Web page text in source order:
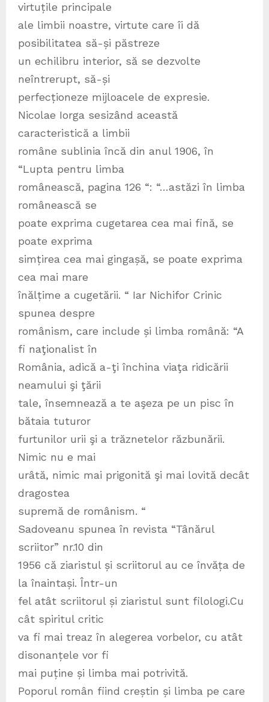
virtuțile principale
ale limbii noastre, virtute care îi dă
posibilitatea să-și păstreze
un echilibru interior, să se dezvolte
neîntrerupt, să-și
perfecționeze mijloacele de expresie.
Nicolae Iorga sesizând această
caracteristică a limbii
române sublinia încă din anul 1906, în
“Lupta pentru limba
românească, pagina 126 “: “…astăzi în limba
românească se
poate exprima cugetarea cea mai fină, se
poate exprima
simțirea cea mai gingașă, se poate exprima
cea mai mare
înălțime a cugetării. “ Iar Nichifor Crinic
spunea despre
românism, care include și limba română: “A
fi naţionalist în
România, adică a-ţi închina viaţa ridicării
neamului şi ţării
tale, însemnează a te aşeza pe un pisc în
bătaia tuturor
furtunilor urii şi a trăznetelor răzbunării.
Nimic nu e mai
urâtă, nimic mai prigonită şi mai lovită decât
dragostea
supremă de românism. “
Sadoveanu spunea în revista “Tânărul
scriitor” nr.10 din
1956 că ziaristul și scriitorul au ce învăța de
la înaintași. Într-un
fel atât scriitorul și ziaristul sunt filologi.Cu
cât spiritul critic
va fi mai treaz în alegerea vorbelor, cu atât
disonanțele vor fi
mai puține și limba mai potrivită.
Poporul român fiind creștin și limba pe care